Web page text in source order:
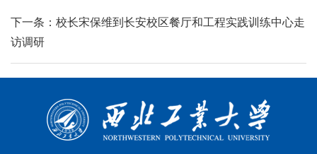
下一条：校长宋保维到长安校区餐厅和工程实践训练中心走
访调研